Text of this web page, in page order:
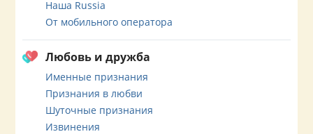
Наша Russia
От мобильного оператора
Любовь и дружба
Именные признания
Признания в любви
Шуточные признания
Извинения